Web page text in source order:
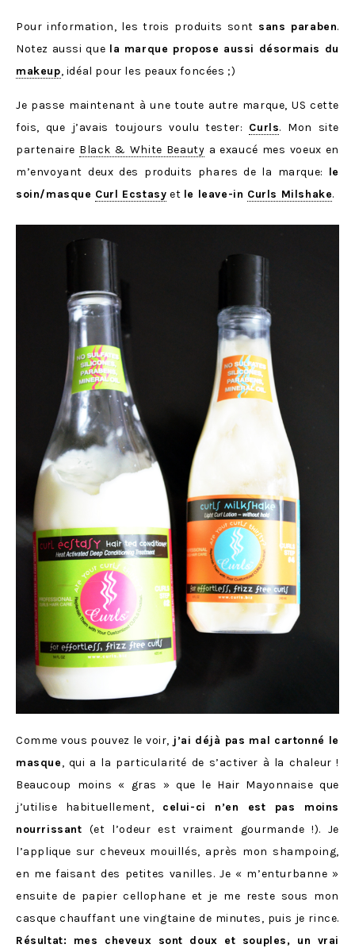
Pour information, les trois produits sont sans paraben.
Notez aussi que la marque propose aussi désormais du
makeup, idéal pour les peaux foncées ;)
Je passe maintenant à une toute autre marque, US cette
fois, que j’avais toujours voulu tester: Curls. Mon site
partenaire Black & White Beauty a exaucé mes voeux en
m’envoyant deux des produits phares de la marque: le
soin/masque Curl Ecstasy et le leave-in Curls Milshake.
Comme vous pouvez le voir, j’ai déjà pas mal cartonné le
masque, qui a la particularité de s’activer à la chaleur !
Beaucoup moins « gras » que le Hair Mayonnaise que
j’utilise habituellement, celui-ci n’en est pas moins
nourrissant (et l’odeur est vraiment gourmande !). Je
l’applique sur cheveux mouillés, après mon shampoing,
en me faisant des petites vanilles. Je « m’enturbanne »
ensuite de papier cellophane et je me reste sous mon
casque chauffant une vingtaine de minutes, puis je rince.
Résultat: mes cheveux sont doux et souples, un vrai